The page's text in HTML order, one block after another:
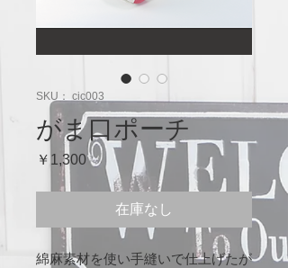
SKU： cic003
がま口ポーチ
￥1,300価
在庫なし
綿麻素材を使い手縫いで仕上げたが